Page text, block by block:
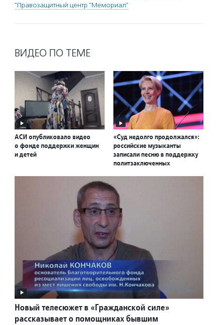
"Правозащитный центр "Мемориал"
ВИДЕО ПО ТЕМЕ
АСИ опубликовало видео
о фонде поддержки женщин
и детей
«Суд недолго продолжался»:
российские музыканты
записали песню в поддержку
политзаключенных
Новый телесюжет в «Гражданской силе»
рассказывает о помощниках бывшим